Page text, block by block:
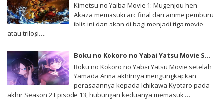
Kimetsu no Yaiba Movie 1: Mugenjou-hen –
Akaza memasuki arc final dari anime pemburu
iblis ini dan akan di bagi menjadi tiga movie
atau trilogi….
Boku no Kokoro no Yabai Yatsu Movie Subtitle Indonesia
Boku no Kokoro no Yabai Yatsu Movie setelah
Yamada Anna akhirnya mengungkapkan
perasaannya kepada Ichikawa Kyotaro pada
akhir Season 2 Episode 13, hubungan keduanya memasuki…